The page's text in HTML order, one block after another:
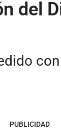
del
PUBLICIDAD